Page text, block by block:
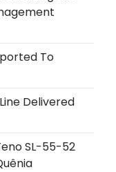
To
Delivered
SL-55-52